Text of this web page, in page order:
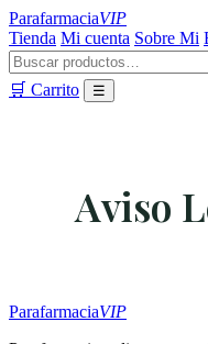
ParafarmaciaVIP
Tienda Mi cuenta Sobre Mi
🛒 Carrito ☰
Aviso
ParafarmaciaVIP